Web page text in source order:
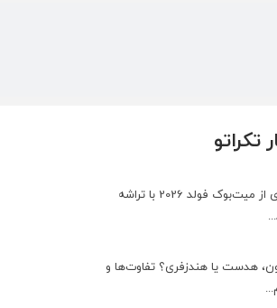
تکراتو
هواوی از میت‌بوک فولد 2026 با تراشه
هدست یا هندزفری؟ تفاوت‌ها و